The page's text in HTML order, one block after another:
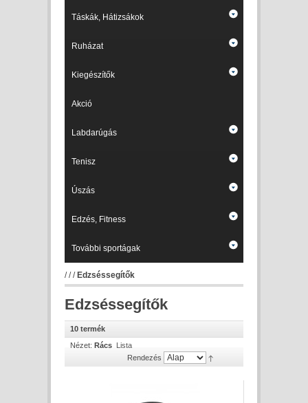
Táskák, Hátizsákok
Ruházat
Kiegészítők
Akció
Labdarúgás
Tenisz
Úszás
Edzés, Fitness
További sportágak
/// Edzséssegítők
Edzséssegítők
10 termék
Nézet: Rács Lista
Rendezés